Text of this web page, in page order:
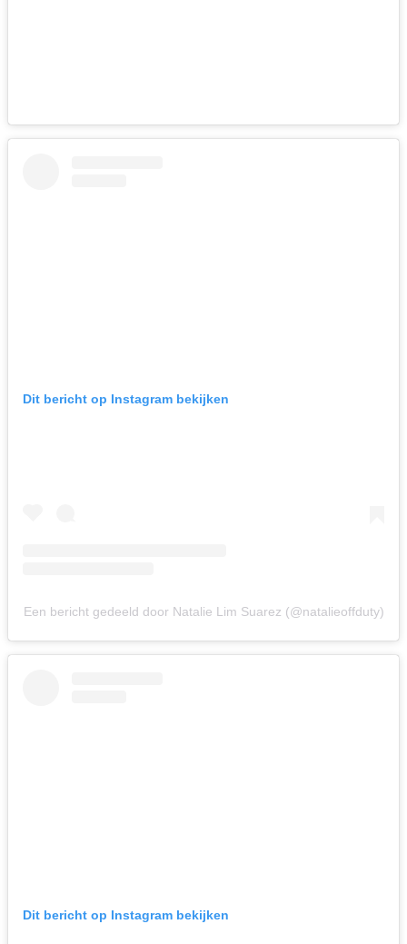
Dit bericht op Instagram bekijken
Een bericht gedeeld door Natalie Lim Suarez (@natalieoffduty)
Dit bericht op Instagram bekijken